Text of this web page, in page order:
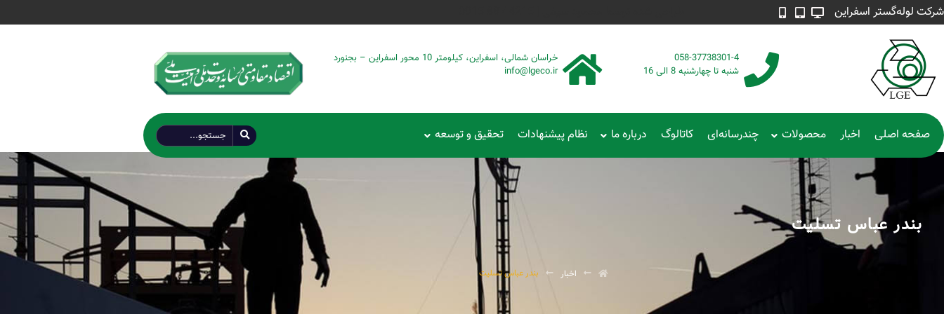
شرکت لوله‌گستر اسفراین
058-37738301-4
شنبه تا چهارشنبه 8 الی 16
خراسان شمالی، اسفراین، کیلومتر 10 محور اسفراین – بجنورد
info@lgeco.ir
صفحه اصلی اخبار محصولات چندرسانه‌ای کاتالوگ درباره ما نظام پیشنهادات تحقیق و توسعه
بندر عباس تسلیت
اخبار بندر عباس تسلیت